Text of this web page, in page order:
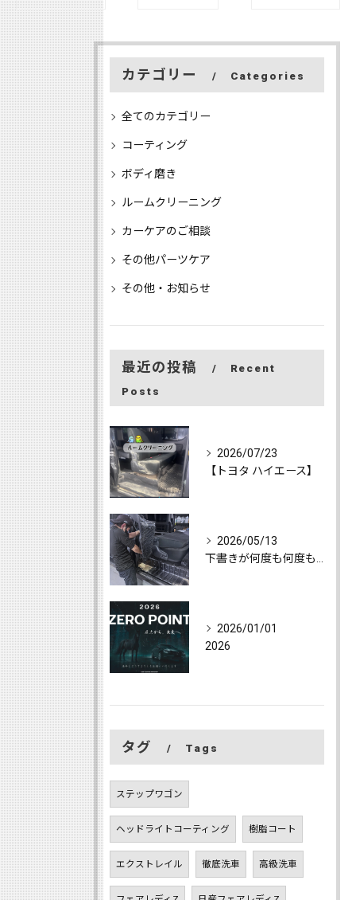
カテゴリー Categories
全てのカテゴリー
コーティング
ボディ磨き
ルームクリーニング
カーケアのご相談
その他パーツケア
その他・お知らせ
最近の投稿
Recent
Posts
2026/07/23
【トヨタ ハイエース】
2026/05/13
2026/01/01
2026
タグ Tags
ステップワゴン
ヘッドライトコーティング 樹脂コート
エクストレイル 徹底洗車 高級洗車